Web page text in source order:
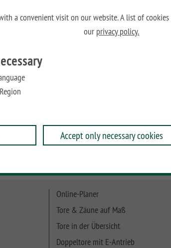
a convenient visit on our website. A list of
our privacy policy.
Region
Accept only necessary cookies
Online-Planer
Tore & Zäune auf Maß
Tore in der Übersicht
Doppeltore mit E-Antrieb